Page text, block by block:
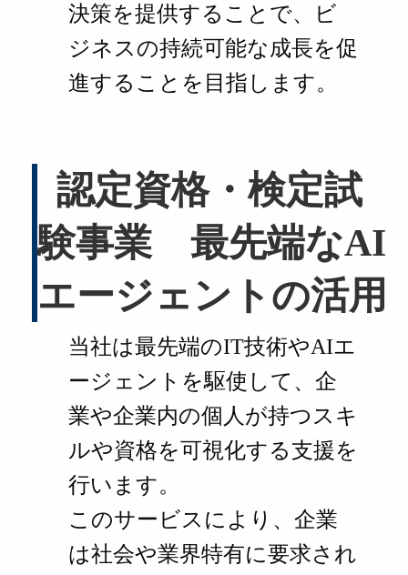
決策を提供することで、ビ
ジネスの持続可能な成長を促
進することを目指します。
認定資格・検定試
験事業 最先端なAI
エージェントの活用
当社は最先端のIT技術やAIエ
ージェントを駆使して、企
業や企業内の個人が持つスキ
ルや資格を可視化する支援を
行います。
このサービスにより、企業
は社会や業界特有に要求され